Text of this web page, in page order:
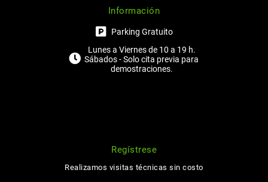
Información
Parking Gratuito
Lunes a Viernes de 10 a 19 h.
Sábados - Solo cita previa para
demostraciones.
Regístrese
Realizamos visitas técnicas sin costo